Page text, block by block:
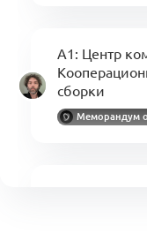
A1: Центр
сборки
Меморандум